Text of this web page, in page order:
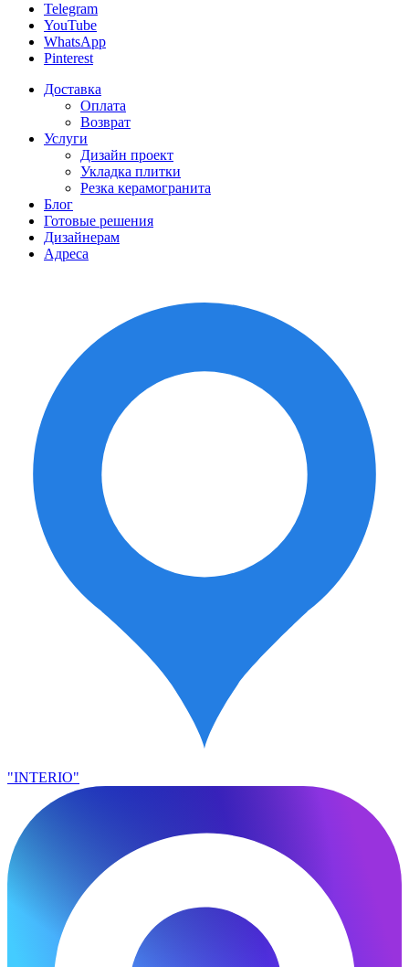
Telegram
YouTube
WhatsApp
Pinterest
Доставка
Оплата
Возврат
Услуги
Дизайн проект
Укладка плитки
Резка керамогранита
Блог
Готовые решения
Дизайнерам
Адреса
"INTERIO"